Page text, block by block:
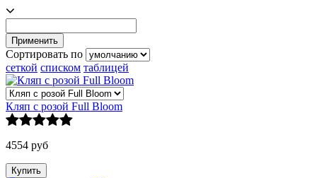
Сортировать по
сеткой списком таблицей
Кляп с розой Full Bloom
4554 руб